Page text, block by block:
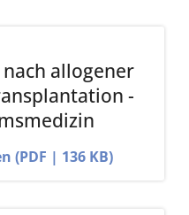
allogener
-
(PDF | 136 KB)